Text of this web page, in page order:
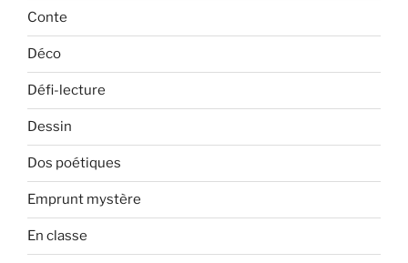
Conte
Déco
Défi-lecture
Dessin
Dos poétiques
Emprunt mystère
En classe